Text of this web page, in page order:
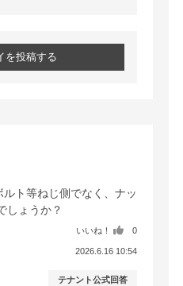
を投稿する
ト等ねじ側でなく、ナッ
いいね！ 0
2026.6.16 10:54
テナント公式回答